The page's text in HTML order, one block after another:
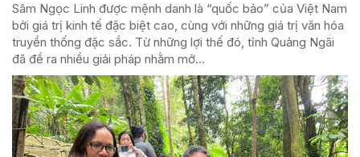
Sâm Ngọc Linh được mệnh danh là “quốc bảo” của Việt Nam
bởi giá trị kinh tế đặc biệt cao, cùng với những giá trị văn hóa
truyền thống đặc sắc. Từ những lợi thế đó, tỉnh Quảng Ngãi
đã đề ra nhiều giải pháp nhằm mở...